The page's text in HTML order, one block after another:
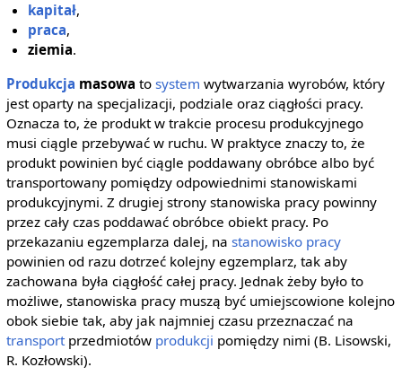
kapitał,
praca,
ziemia.
Produkcja masowa to system wytwarzania wyrobów, który
jest oparty na specjalizacji, podziale oraz ciągłości pracy.
Oznacza to, że produkt w trakcie procesu produkcyjnego
musi ciągle przebywać w ruchu. W praktyce znaczy to, że
produkt powinien być ciągle poddawany obróbce albo być
transportowany pomiędzy odpowiednimi stanowiskami
produkcyjnymi. Z drugiej strony stanowiska pracy powinny
przez cały czas poddawać obróbce obiekt pracy. Po
przekazaniu egzemplarza dalej, na stanowisko pracy
powinien od razu dotrzeć kolejny egzemplarz, tak aby
zachowana była ciągłość całej pracy. Jednak żeby było to
możliwe, stanowiska pracy muszą być umiejscowione kolejno
obok siebie tak, aby jak najmniej czasu przeznaczać na
transportprzedmiotów produkcji pomiędzy nimi (B. Lisowski,
R. Kozłowski).